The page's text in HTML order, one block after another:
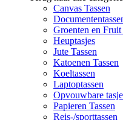
Canvas Tassen
Groenten en
Heuptasjes
Jute Tassen
Katoenen Tassen
Koeltassen
Laptoptassen
Opvouwbare
Papieren Tassen
Reis-/sporttassen